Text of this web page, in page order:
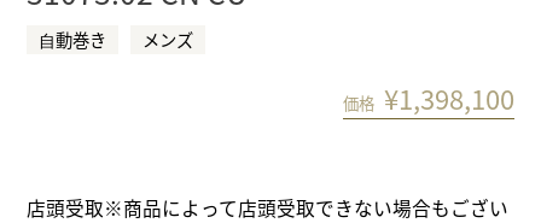
⾃動巻き メンズ
価格 ¥1,398,100
店頭受取※商品によって店頭受取できない場合もござい